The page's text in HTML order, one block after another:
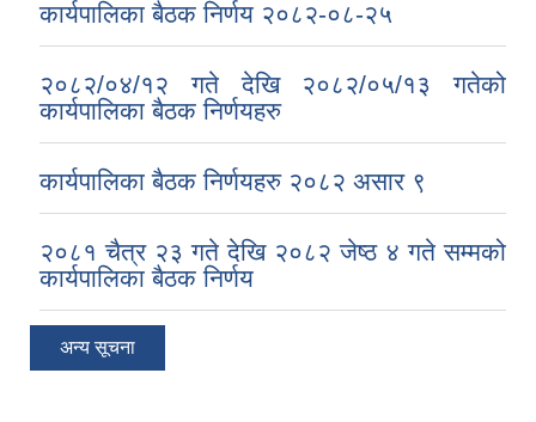
कार्यपालिका बैठक निर्णय २०८२-०८-२५
२०८२/०४/१२ गते देखि २०८२/०५/१३ गतेको
कार्यपालिका बैठक निर्णयहरु
कार्यपालिका बैठक निर्णयहरु २०८२ असार ९
२०८१ चैत्र २३ गते देखि २०८२ जेष्ठ ४ गते सम्मको
कार्यपालिका बैठक निर्णय
अन्य सूचना